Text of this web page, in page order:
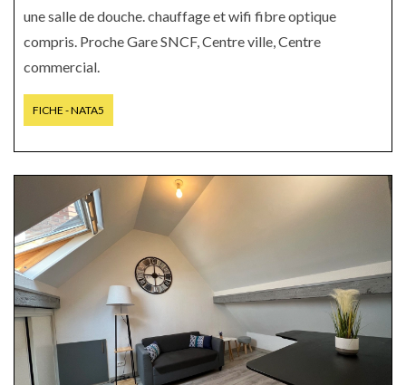
une salle de douche. chauffage et wifi fibre optique
compris. Proche Gare SNCF, Centre ville, Centre
commercial.
FICHE - NATA5